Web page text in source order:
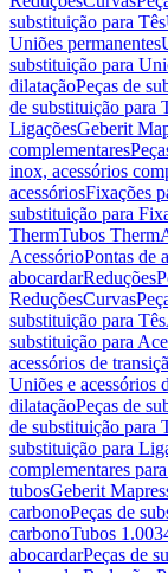
substituição para Tês
Uniões permanentes
substituição para
dilataçãoPeças de
de substituição para
LigaçõesGeberit
complementares
inox, acessórios
acessóriosFixações
substituição para
ThermTubos Therm
AcessórioPontas de
abocardarReduções
ReduçõesCurvas
substituição para Tês
substituição para
acessórios de
Uniões e acessórios
dilataçãoPeças de
de substituição para
substituição para
complementares
tubosGeberit
carbonoPeças de
carbonoTubos
abocardarPeças de